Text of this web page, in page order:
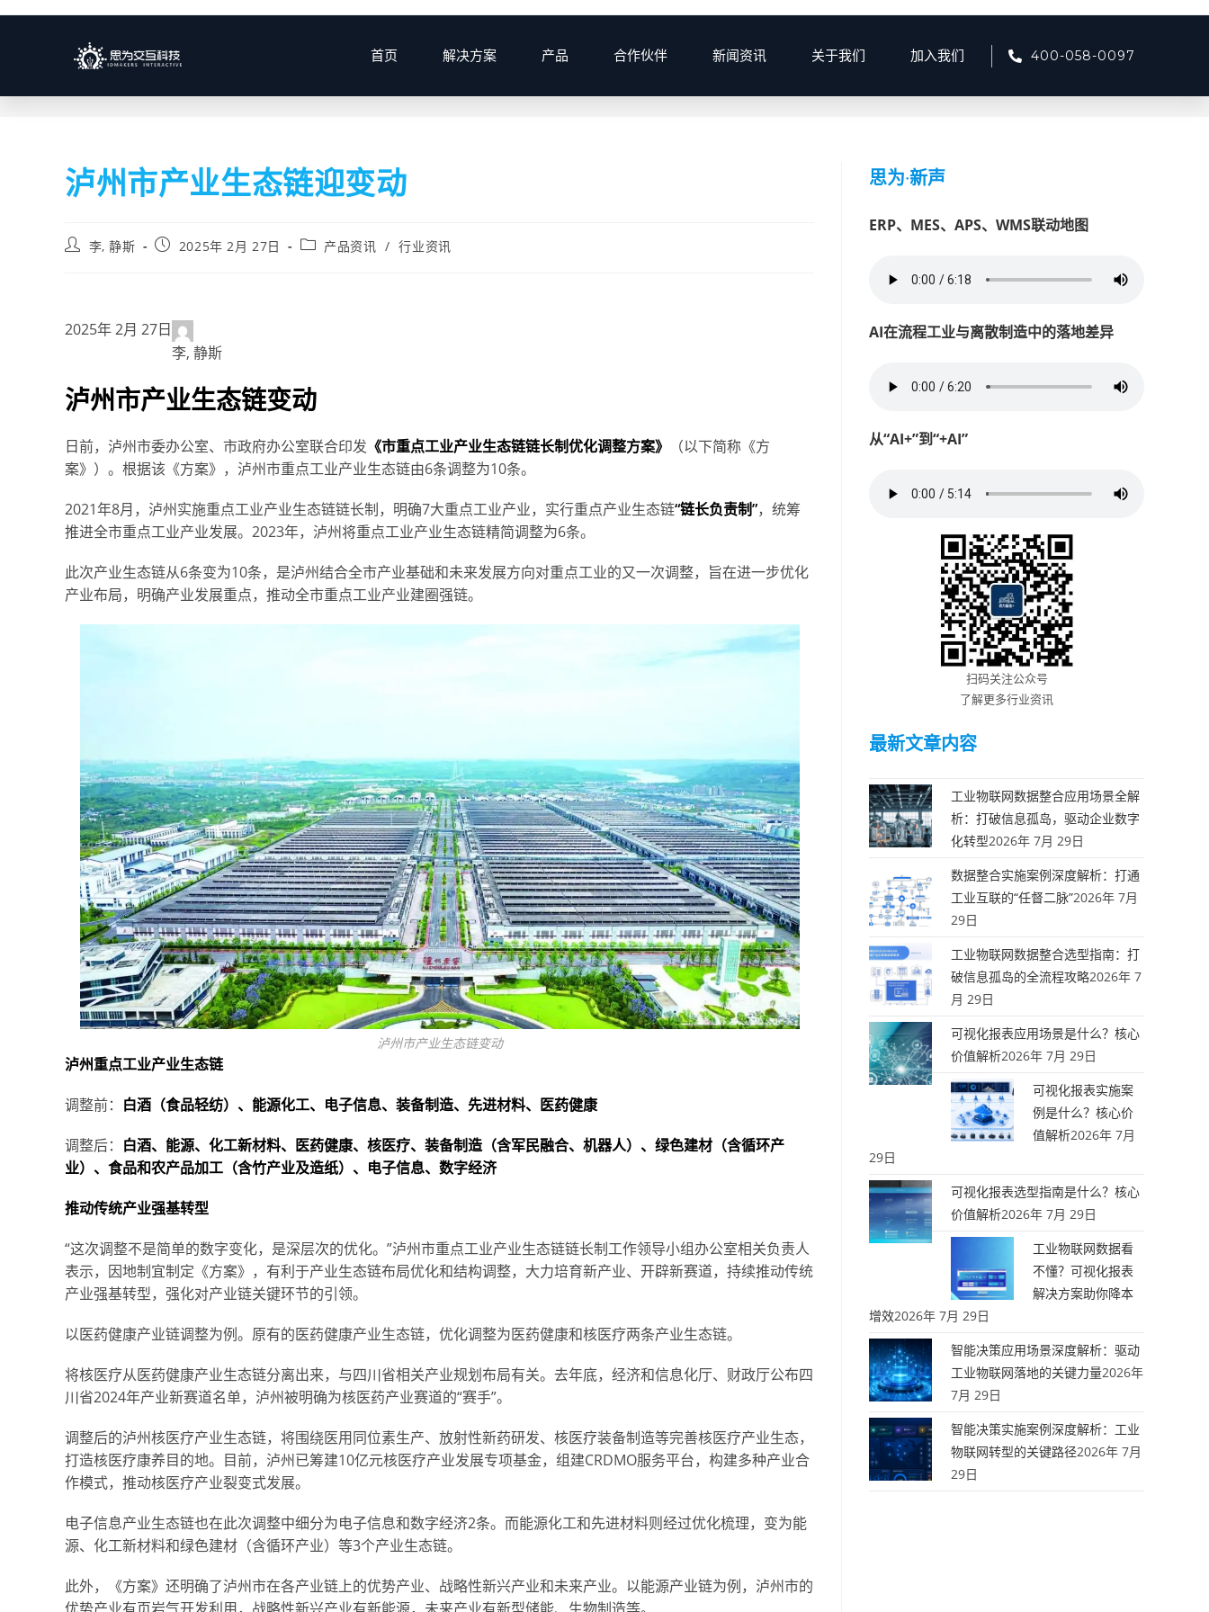
首页 解决方案 产品 合作伙伴 新闻资讯 关于我们 加入我们 400-058-0097
博客 > 2025 > 27 > 产品资讯 > 泸州市产业生态链迎变动
泸州市产业生态链迎变动
李, 静斯 2025年 2月 27日 产品资讯 / 行业资讯
2025年 2月 27日
李, 静斯
泸州市产业生态链变动
日前，泸州市委办公室、市政府办公室联合印发 《市重点工业产业生态链链长制优化调整方案》
（以下简称《方
案》）。根据该《方案》，泸州市重点工业产业生态链由6条调整为10条。
2021年8月，泸州实施重点工业产业生态链链长制，明确7大重点工业产业，实行重点产业生态链“链长负责制”，统筹
推进全市重点工业产业发展。2023年，泸州将重点工业产业生态链精简调整为6条。
此次产业生态链从6条变为10条，是泸州结合全市产业基础和未来发展方向对重点工业的又一次调整，旨在进一步优化
产业布局，明确产业发展重点，推动全市重点工业产业建圈强链。
泸州市产业生态链变动
泸州重点工业产业生态链
调整前： 白酒（食品轻纺）、能源化工、电子信息、装备制造、先进材料、医药健康
调整后： 白酒、能源、化工新材料、医药健康、核医疗、装备制造（含军民融合、机器人）、绿色建材（含循环产
业）、食品和农产品加工（含竹产业及造纸）、电子信息、数字经济
推动传统产业强基转型
“这次调整不是简单的数字变化，是深层次的优化。”泸州市重点工业产业生态链链长制工作领导小组办公室相关负责人
表示，因地制宜制定《方案》，有利于产业生态链布局优化和结构调整，大力培育新产业、开辟新赛道，持续推动传统
产业强基转型，强化对产业链关键环节的引领。
以医药健康产业链调整为例。原有的医药健康产业生态链，优化调整为医药健康和核医疗两条产业生态链。
将核医疗从医药健康产业生态链分离出来，与四川省相关产业规划布局有关。去年底，经济和信息化厅、财政厅公布四
川省2024年产业新赛道名单，泸州被明确为核医药产业赛道的“赛手”。
调整后的泸州核医疗产业生态链，将围绕医用同位素生产、放射性新药研发、核医疗装备制造等完善核医疗产业生态，
打造核医疗康养目的地。目前，泸州已筹建10亿元核医疗产业发展专项基金，组建CRDMO服务平台，构建多种产业合
作模式，推动核医疗产业裂变式发展。
电子信息产业生态链也在此次调整中细分为电子信息和数字经济2条。而能源化工和先进材料则经过优化梳理，变为能
源、化工新材料和绿色建材（含循环产业）等3个产业生态链。
此外，《方案》还明确了泸州市在各产业链上的优势产业、战略性新兴产业和未来产业。以能源产业链为例，泸州市的
思为·新声
ERP、MES、APS、WMS联动地图
AI在流程工业与离散制造中的落地差异
从“AI+”到“+AI”
扫码关注公众号
了解更多行业资讯
最新文章内容
工业物联网数据整合应用场景全解
析：打破信息孤岛，驱动企业数字
化转型2026年 7月 29日
数据整合实施案例深度解析：打通
工业互联的“任督二脉”2026年 7月
29日
工业物联网数据整合选型指南：打
破信息孤岛的全流程攻略2026年 7
月 29日
可视化报表应用场景是什么？核心
价值解析2026年 7月 29日
可视化报表实施案
例是什么？核心价
值解析2026年 7月
29日
可视化报表选型指南是什么？核心
价值解析2026年 7月 29日
工业物联网数据看
不懂？可视化报表
解决方案助你降本
增效2026年 7月 29日
智能决策应用场景深度解析：驱动
工业物联网落地的关键力量2026年
7月 29日
智能决策实施案例深度解析：工业
物联网转型的关键路径2026年 7月
29日